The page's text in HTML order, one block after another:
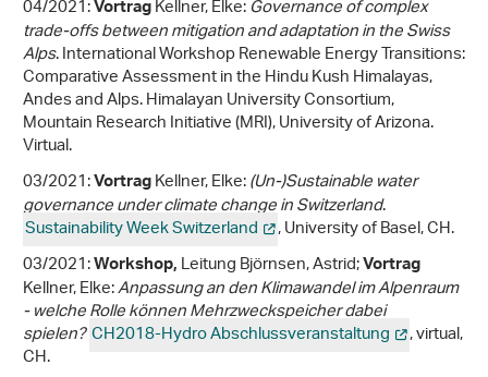
04/2021:VortragKellner, Elke:Governance of complex
trade-offs between mitigation and adaptation in the Swiss
Alps. International Workshop Renewable Energy Transitions:
Comparative Assessment in the Hindu Kush Himalayas,
Andes and Alps. Himalayan University Consortium,
Mountain Research Initiative (MRI), University of Arizona.
Virtual.
03/2021:VortragKellner, Elke:(Un-)Sustainable water
governance under climate change in Switzerland.
Sustainability Week Switzerland
, University of Basel, CH.
03/2021:Workshop,Leitung Björnsen, Astrid;Vortrag
Kellner, Elke:Anpassung an den Klimawandel im Alpenraum
- welche Rolle können Mehrzweckspeicher dabei
spielen?CH2018-Hydro Abschlussveranstaltung , virtual,
CH.